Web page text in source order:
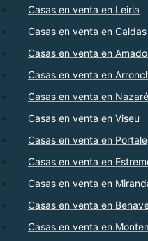
Casas en venta en Leiria
Casas en venta en
Casas en venta en
Casas en venta en
Casas en venta en Nazaré
Casas en venta en Viseu
Casas en venta en
Casas en venta en
Casas en venta en
Casas en venta en
Casas en venta en